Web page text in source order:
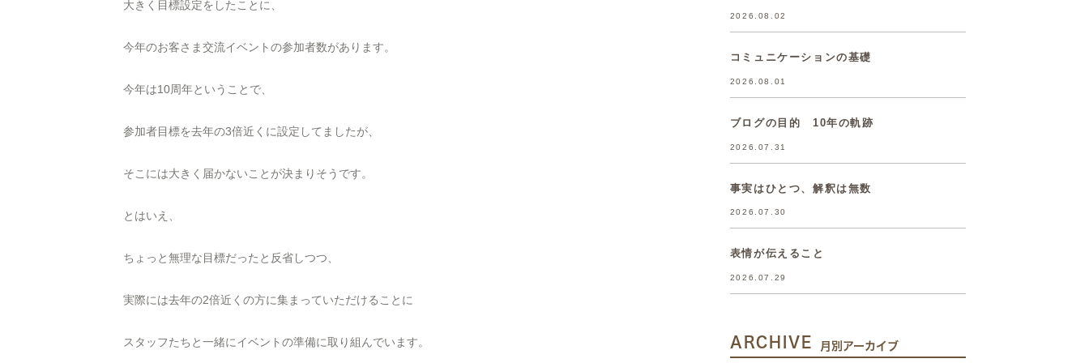
大きく目標設定をしたことに、
今年のお客さま交流イベントの参加者数があります。
今年は10周年ということで、
参加者目標を去年の3倍近くに設定してましたが、
そこには大きく届かないことが決まりそうです。
とはいえ、
ちょっと無理な目標だったと反省しつつ、
実際には去年の2倍近くの方に集まっていただけることに
スタッフたちと一緒にイベントの準備に取り組んでいます。
2026.08.02
コミュニケーションの基礎
2026.08.01
ブログの目的 10年の軌跡
2026.07.31
事実はひとつ、解釈は無数
2026.07.30
表情が伝えること
2026.07.29
ARCHIVE 月別アーカイブ